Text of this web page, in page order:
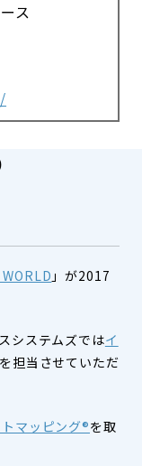
ス
」が2017
システムズではイ
を担当させていただ
マッピング®を取